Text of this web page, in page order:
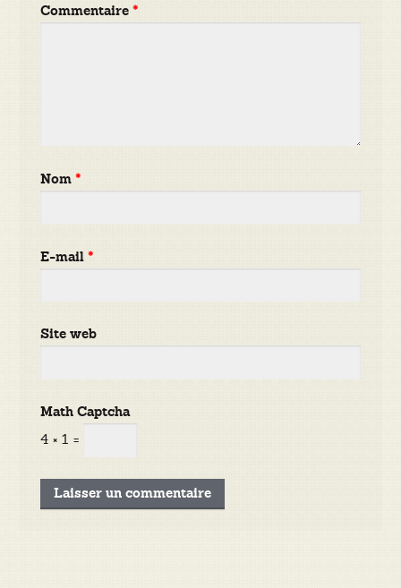
Commentaire*
Nom*
E-mail*
Site web
Math Captcha
4 × 1 =